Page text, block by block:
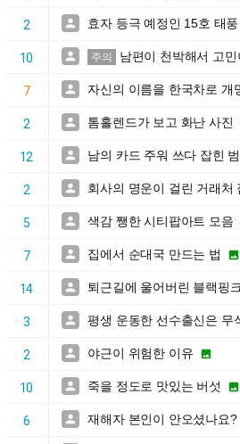
2  효자 등극 예정인 15호 태
10  주의 남편이 천박해서 고
7  자신의 이름을 한국차로 개
2  톰홀렌드가 보고 화난 사진
12  남의 카드 주워 쓰다 잡힌
2  회사의 명운이 걸린 거래처
5  색감 쨍한 시티팝아트 모음
7  집에서 순대국 만드는 법 
14  퇴근길에 울어버린 블랙핑
3  평생 운동한 선수출신은 무
2  야근이 위험한 이유 
10  죽을 정도로 맛있는 버섯 
6  재해자 본인이 안오셨나요?